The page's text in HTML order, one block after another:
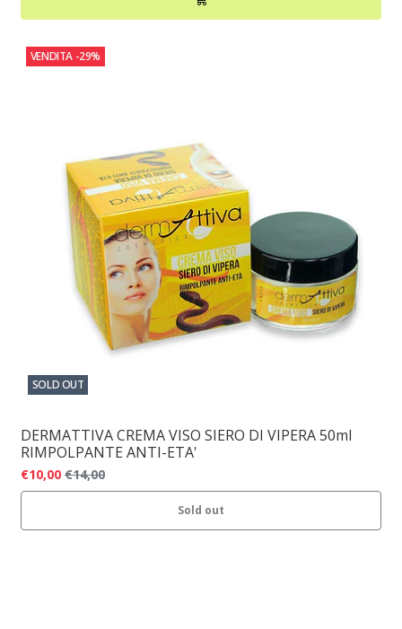
VENDITA -29%
SOLD OUT
DERMATTIVA CREMA VISO SIERO DI VIPERA 50ml
RIMPOLPANTE ANTI-ETA'
€10,00 €14,00
Sold out